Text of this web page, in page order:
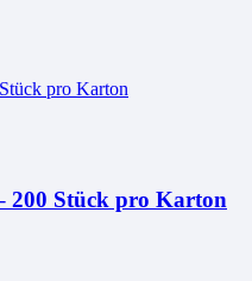
200 Stück pro Karton